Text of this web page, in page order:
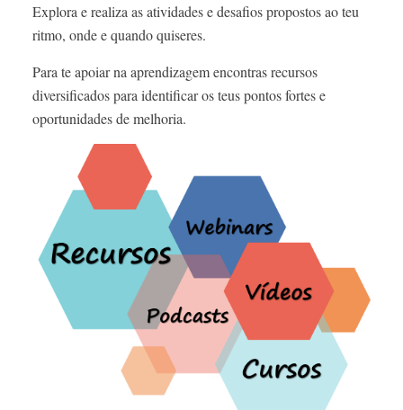
Explora e realiza as atividades e desafios propostos ao teu
ritmo, onde e quando quiseres.
Para te apoiar na aprendizagem encontras recursos
diversificados para identificar os teus pontos fortes e
oportunidades de melhoria.